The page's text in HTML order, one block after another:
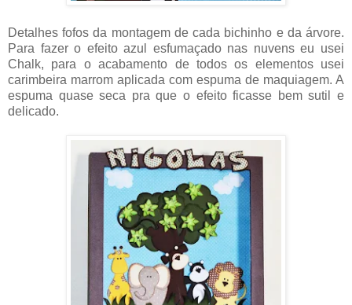
Detalhes fofos da montagem de cada bichinho e da árvore.
Para fazer o efeito azul esfumaçado nas nuvens eu usei
Chalk, para o acabamento de todos os elementos usei
carimbeira marrom aplicada com espuma de maquiagem. A
espuma quase seca pra que o efeito ficasse bem sutil e
delicado.